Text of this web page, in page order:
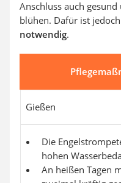
Anschluss auch
blühen. Dafür ist
notwendig.
Gießen
Die
hohen
An heißen Tagen